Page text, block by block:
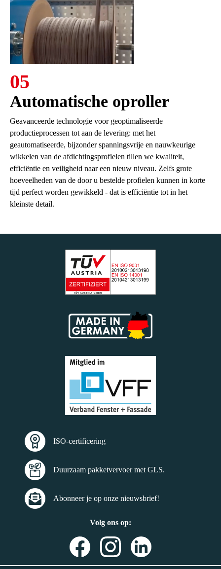
05
Automatische oproller
Geavanceerde technologie voor geoptimaliseerde
productieprocessen tot aan de levering: met het
geautomatiseerde, bijzonder spanningsvrije en nauwkeurige
wikkelen van de afdichtingsprofielen tillen we kwaliteit,
efficiëntie en veiligheid naar een nieuw niveau. Zelfs grote
hoeveelheden van de door u bestelde profielen kunnen in korte
tijd perfect worden gewikkeld - dat is efficiëntie tot in het
kleinste detail.
ISO-certificering
Duurzaam pakketvervoer met GLS.
Abonneer je op onze nieuwsbrief!
Volg ons op: